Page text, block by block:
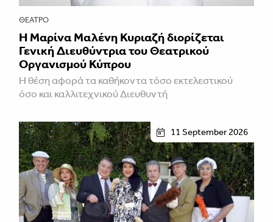
ΘΈΑΤΡΟ
Η Μαρίνα Μαλένη Κυριαζή διορίζεται
Γενική Διευθύντρια του Θεατρικού
Οργανισμού Κύπρου
Η θέση αφορά τα καθήκοντα τόσο εκτελεστικού
όσο και καλλιτεχνικού Διευθυντή
11 September 2026